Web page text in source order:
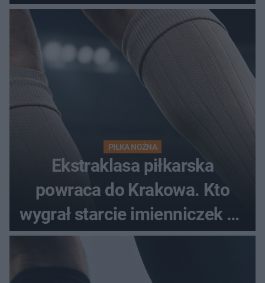
spotkania?
PIŁKA NOŻNA
Ekstraklasa piłkarska
powraca do Krakowa. Kto
wygrał starcie imienniczek na
pełnym stadionie